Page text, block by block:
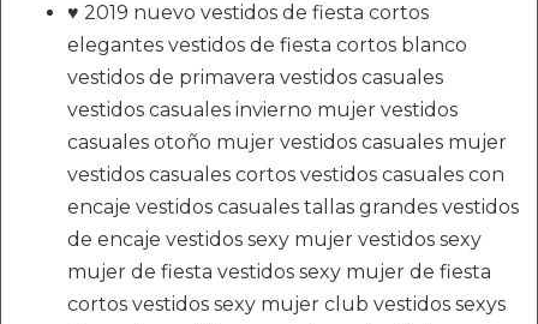
♥ 2019 nuevo vestidos de fiesta cortos
elegantes vestidos de fiesta cortos blanco
vestidos de primavera vestidos casuales
vestidos casuales invierno mujer vestidos
casuales otoño mujer vestidos casuales mujer
vestidos casuales cortos vestidos casuales con
encaje vestidos casuales tallas grandes vestidos
de encaje vestidos sexy mujer vestidos sexy
mujer de fiesta vestidos sexy mujer de fiesta
cortos vestidos sexy mujer club vestidos sexys